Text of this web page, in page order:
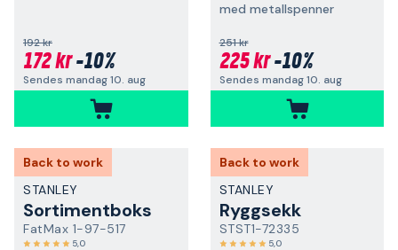
192 kr
172 kr-10%
Sendes mandag 10. aug
med metallspenner
251 kr
225 kr-10%
Sendes mandag 10. aug
Back to work
STANLEY
Sortimentboks
FatMax 1-97-517
5,0
Back to work
STANLEY
Ryggsekk
STST1-72335
5,0